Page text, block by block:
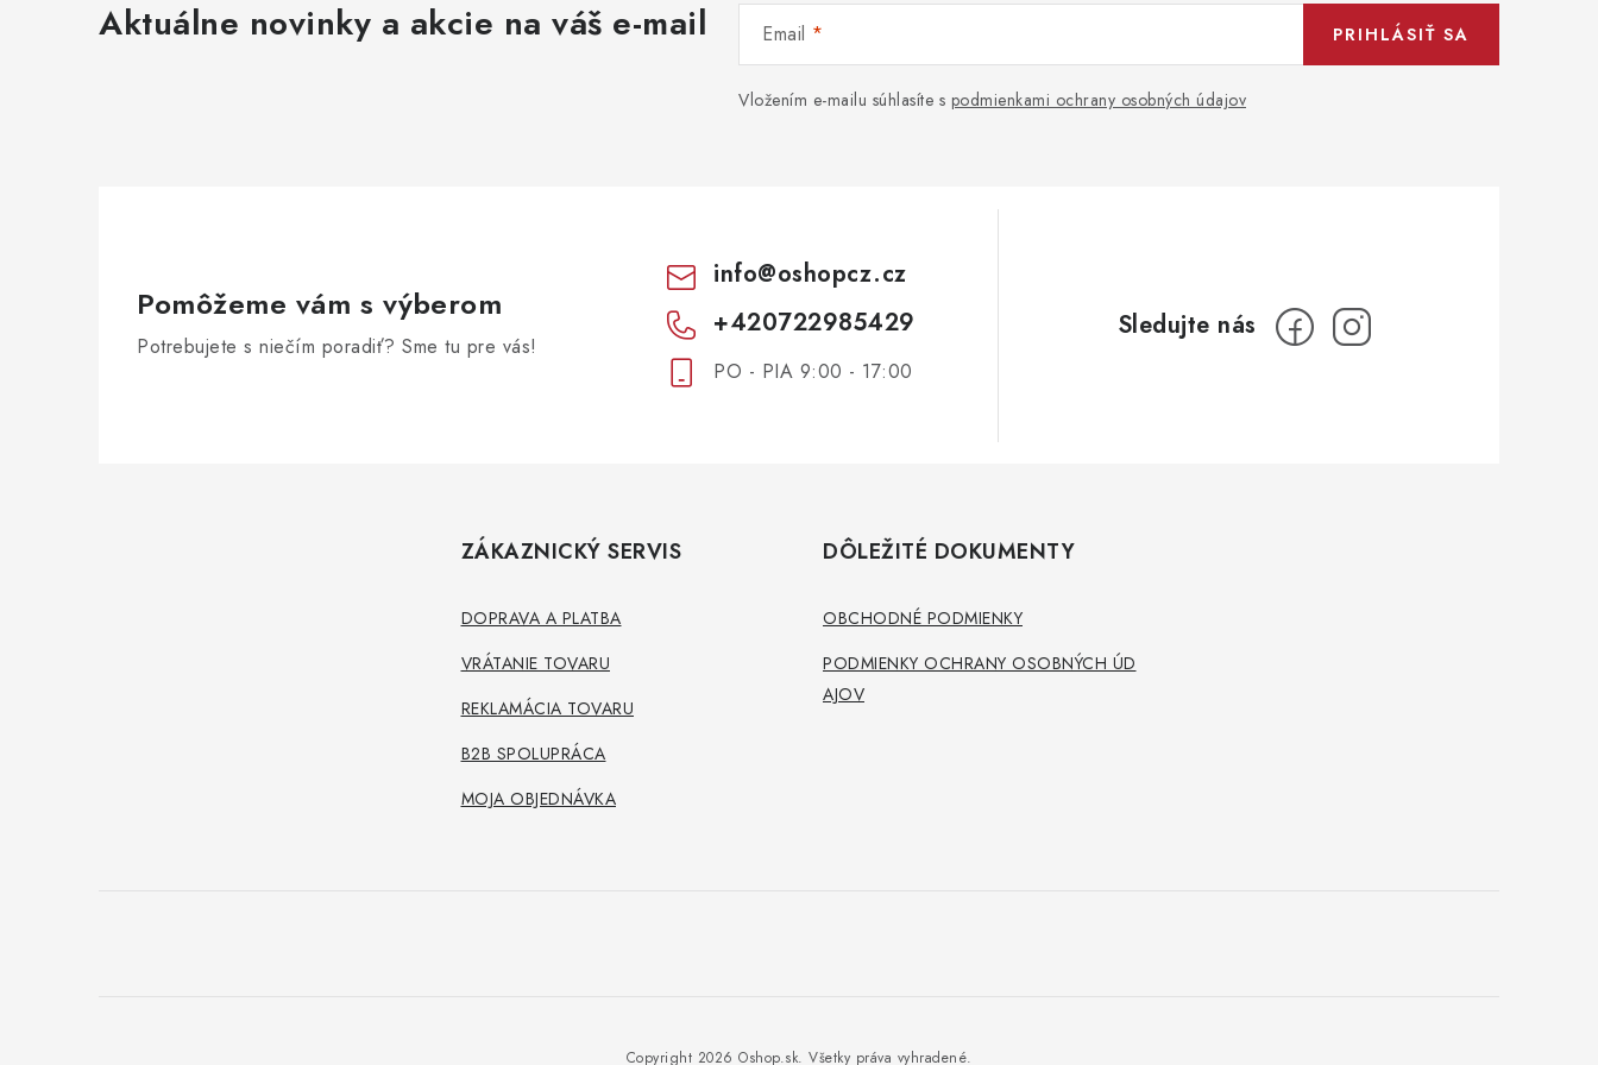
v
Aktuálne novinky a akcie na váš e-mail Email
Vložením e-mailu súhlasíte s podmienkami ochrany osobných údajov
PRIHLÁSIŤ SA
Pomôžeme vám s výberom
Potrebujete s niečím poradiť? Sme tu pre vás!
info@oshopcz.cz
+420722985429
PO - PIA 9:00 - 17:00
ZÁKAZNICKÝ SERVIS
DOPRAVA A PLATBA
VRÁTANIE TOVARU
REKLAMÁCIA TOVARU
B2B SPOLUPRÁCA
MOJA OBJEDNÁVKA
DÔLEŽITÉ DOKUMENTY
OBCHODNÉ PODMIENKY
PODMIENKY OCHRANY OSOBNÝCH ÚD
AJOV
Copyright 2026 Oshop.sk. Všetky práva vyhradené.